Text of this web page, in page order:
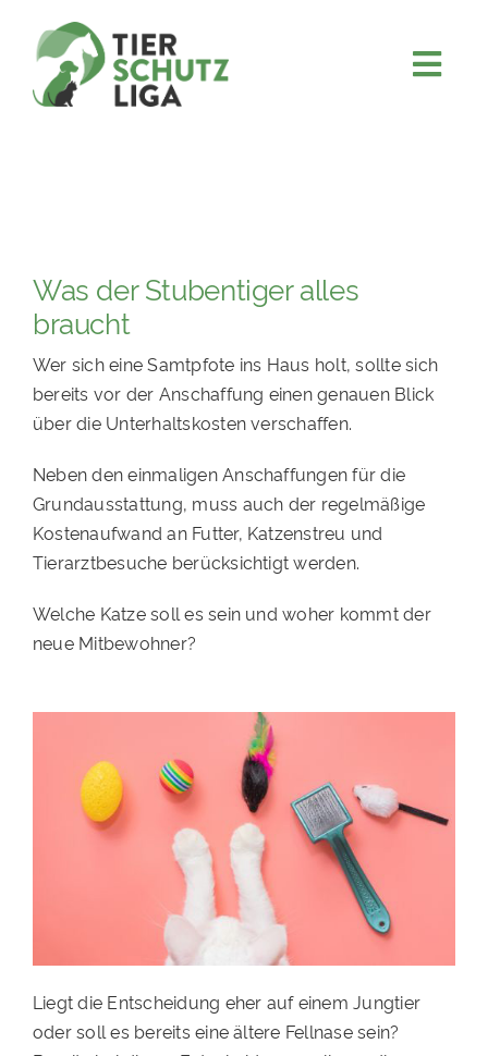
content
FÖRDERN & VERERBEN
KOOPERATIONEN
4KIDS
TIERHEIMTIERE
TIERHEIME
PATENSCHAFTEN
HELFER WERDEN
RATGEBER
Was der Stubentiger alles
braucht
Wer sich eine Samtpfote ins Haus holt, sollte sich
bereits vor der Anschaffung einen genauen Blick
über die Unterhaltskosten verschaffen.
Neben den einmaligen Anschaffungen für die
Grundausstattung, muss auch der regelmäßige
Kostenaufwand an Futter, Katzenstreu und
Tierarztbesuche berücksichtigt werden.
Welche Katze soll es sein und woher kommt der
neue Mitbewohner?
Liegt die Entscheidung eher auf einem Jungtier
oder soll es bereits eine ältere Fellnase sein?